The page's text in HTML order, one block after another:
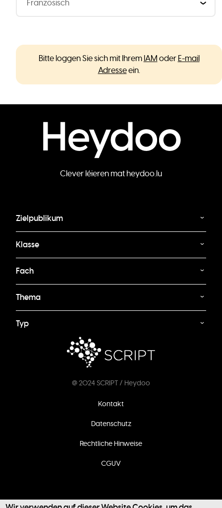
Bitte loggen Sie sich mit Ihrem IAM oder E-mail
Adresseein.
Clever léieren mat heydoo.lu
Zielpublikum
Klasse
Fach
Thema
Typ
@ 2024 SCRIPT / Heydoo
Kontakt
Datenschutz
Rechtliche Hinweise
CGUV